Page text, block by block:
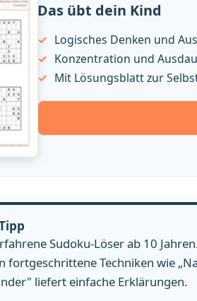
Das übt dein Kind
Logisches Denken und
Konzentration und
Mit Lösungsblatt zur
Sudoku-Löser ab 10
fortgeschrittene Techniken wie
liefert einfache Erklärungen.